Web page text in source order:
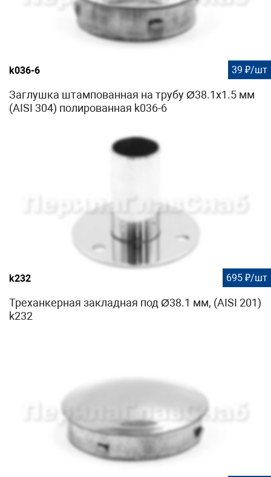
k036-6 39 ₽/шт
Заглушка штампованная на трубу Ø38.1х1.5 мм
(AISI 304) полированная k036-6
k232 695 ₽/шт
Треханкерная закладная под Ø38.1 мм, (AISI 201)
k232